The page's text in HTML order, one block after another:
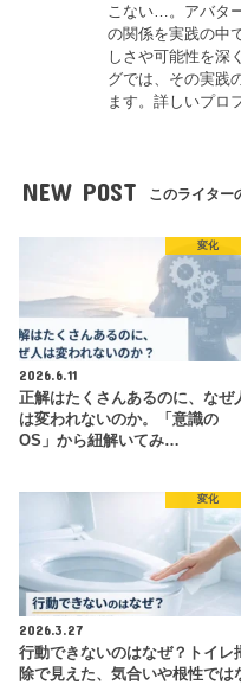
こない…。アバタ
の関係を実践の中
しさや可能性を深
グでは、その実践
ます。詳しいプロ
NEW POST このライター
変化
2026.6.11
正解はたくさんあるのに、なぜ
は変われないのか。「意識の
OS」から紐解いてみ…
変化
2026.3.27
行動できないのはなぜ？トイレ
除で見えた、気合いや根性では